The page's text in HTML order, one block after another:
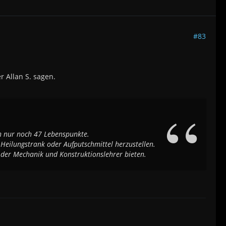
#83
Allan S. sagen.
noch 47 Lebenspunkte.
oder Aufputschmittel herzustellen.
Mechanik und Konstruktionslehrer bieten.